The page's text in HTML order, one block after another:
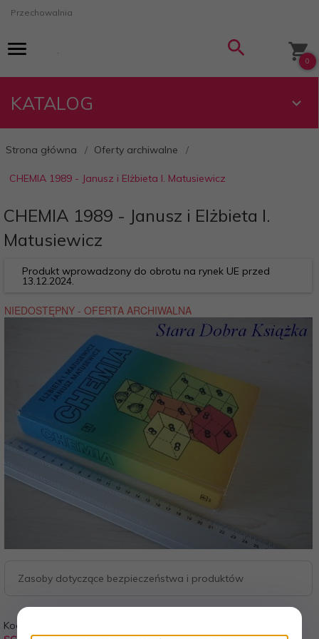
Przechowalnia
0
KATALOG
Strona główna Oferty archiwalne
CHEMIA 1989 - Janusz i Elżbieta I. Matusiewicz
CHEMIA 1989 - Janusz i Elżbieta I.
Matusiewicz
Produkt wprowadzony do obrotu na rynek UE przed
13.12.2024.
Zasoby dotyczące bezpieczeństwa i produktów
Kod: